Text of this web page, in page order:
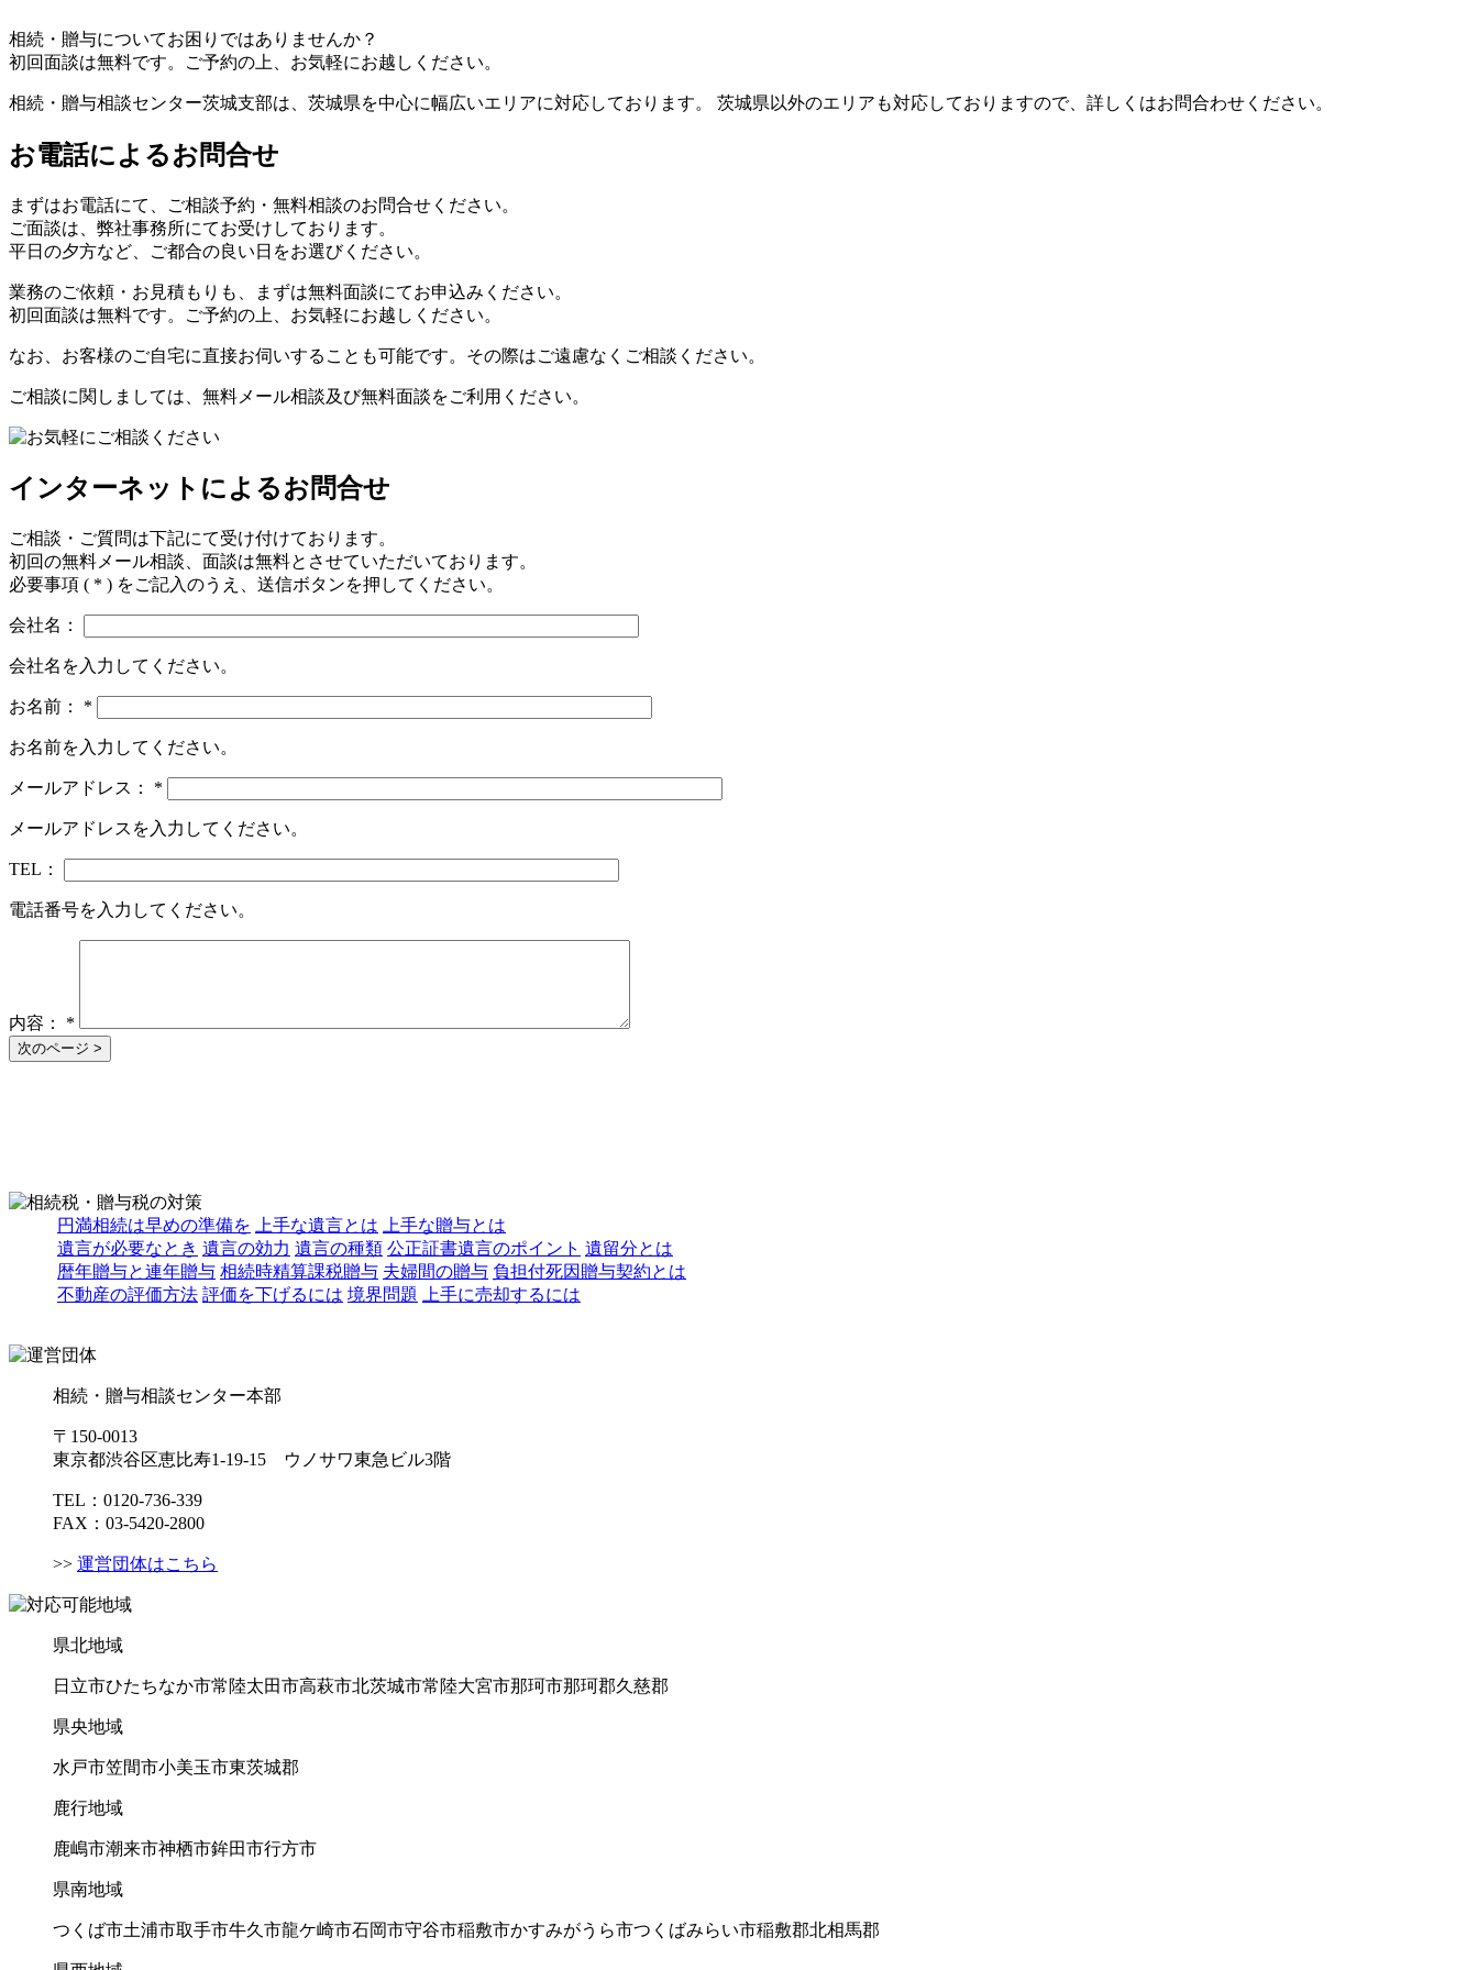
相続・贈与についてお困りではありませんか？
初回面談は無料です。ご予約の上、お気軽にお越しください。
相続・贈与相談センター茨城支部は、茨城県を中心に幅広いエリアに対応しております。 茨城県以外のエリアも対応しておりますので、詳しくはお問合わせください。
お電話によるお問合せ
まずはお電話にて、ご相談予約・無料相談のお問合せください。
ご面談は、弊社事務所にてお受けしております。
平日の夕方など、ご都合の良い日をお選びください。
業務のご依頼・お見積もりも、まずは無料面談にてお申込みください。
初回面談は無料です。ご予約の上、お気軽にお越しください。
なお、お客様のご自宅に直接お伺いすることも可能です。その際はご遠慮なくご相談ください。
ご相談に関しましては、無料メール相談及び無料面談をご利用ください。
インターネットによるお問合せ
ご相談・ご質問は下記にて受け付けております。
初回の無料メール相談、面談は無料とさせていただいております。
必要事項 ( * ) をご記入のうえ、送信ボタンを押してください。
会社名：
会社名を入力してください。
お名前： *
お名前を入力してください。
メールアドレス： *
メールアドレスを入力してください。
TEL：
電話番号を入力してください。
内容： *
円満相続は早めの準備を 上手な遺言とは
上手な贈与とは
遺言が必要なとき 遺言の効力 遺言の種類 公正証書遺言のポイント 遺留分とは
暦年贈与と連年贈与 相続時精算課税贈与 夫婦間の贈与 負担付死因贈与契約とは
不動産の評価方法 評価を下げるには 境界問題 上手に売却するには
相続・贈与相談センター本部
〒150-0013
東京都渋谷区恵比寿1-19-15 ウノサワ東急ビル3階
TEL：0120-736-339
FAX：03-5420-2800
>> 運営団体はこちら
県北地域
日立市ひたちなか市常陸太田市高萩市北茨城市常陸大宮市那珂市那珂郡久慈郡
県央地域
水戸市笠間市小美玉市東茨城郡
鹿行地域
鹿嶋市潮来市神栖市鉾田市行方市
県南地域
つくば市土浦市取手市牛久市龍ケ崎市石岡市守谷市稲敷市かすみがうら市つくばみらい市稲敷郡北相馬郡